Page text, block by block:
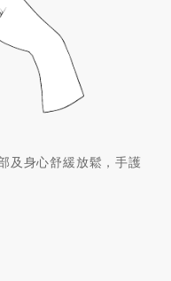
及身心舒緩放鬆，手護